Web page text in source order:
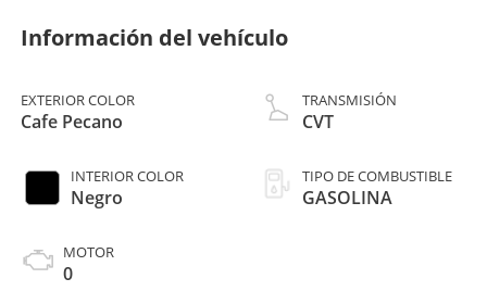
Información del vehículo
EXTERIOR COLOR
Cafe Pecano
INTERIOR COLOR
Negro
MOTOR
0
TRANSMISIÓN
CVT
TIPO DE COMBUSTIBLE
GASOLINA